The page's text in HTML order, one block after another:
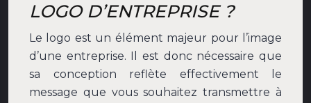
LOGO D’ENTREPRISE ?
Le logo est un élément majeur pour l’image
d’une entreprise. Il est donc nécessaire que
sa conception reflète effectivement le
message que vous souhaitez transmettre à